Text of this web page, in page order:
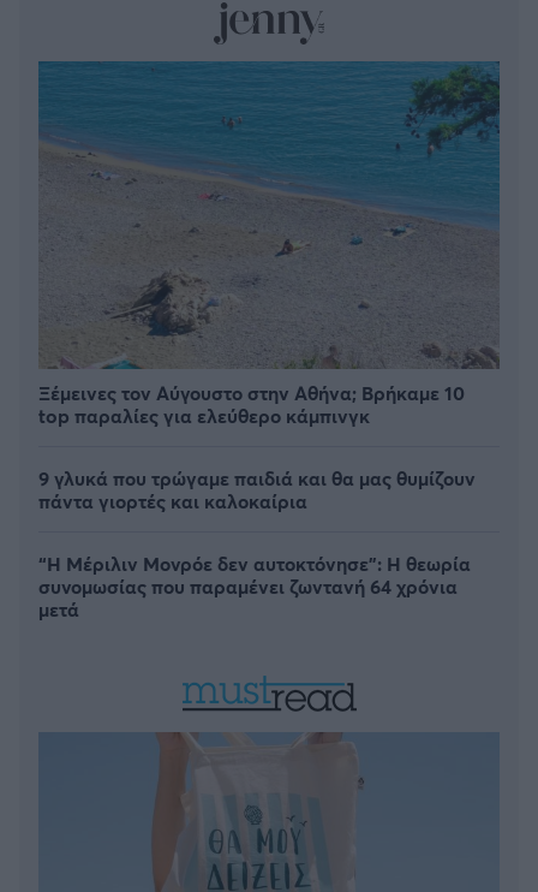
Ξέμεινες τον Αύγουστο στην Αθήνα; Βρήκαμε 10
top παραλίες για ελεύθερο κάμπινγκ
9 γλυκά που τρώγαμε παιδιά και θα μας θυμίζουν
πάντα γιορτές και καλοκαίρια
“Η Μέριλιν Μονρόε δεν αυτοκτόνησε”: Η θεωρία
συνομωσίας που παραμένει ζωντανή 64 χρόνια
μετά